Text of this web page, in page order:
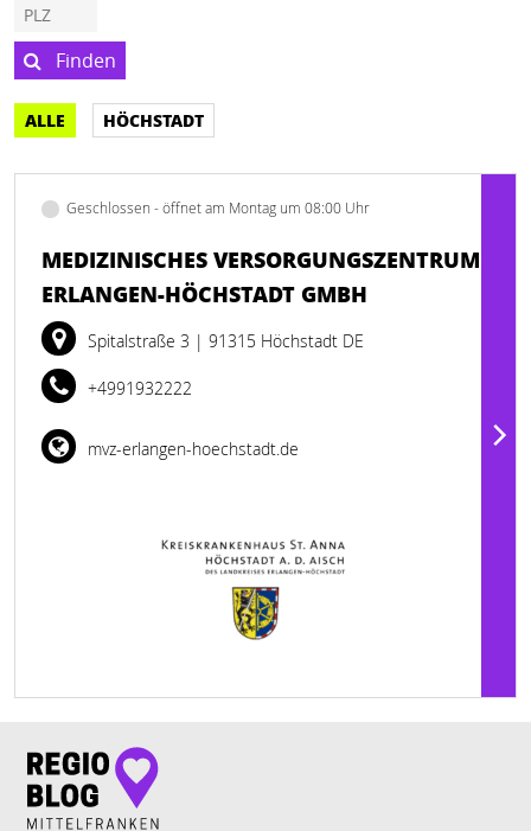
Finden
ALLE HÖCHSTADT
Geschlossen - öffnet am Montag um 08:00 Uhr
MEDIZINISCHES VERSORGUNGSZENTRUM
ERLANGEN-HÖCHSTADT GMBH
Spitalstraße 3 | 91315 Höchstadt DE
+4991932222
mvz-erlangen-hoechstadt.de